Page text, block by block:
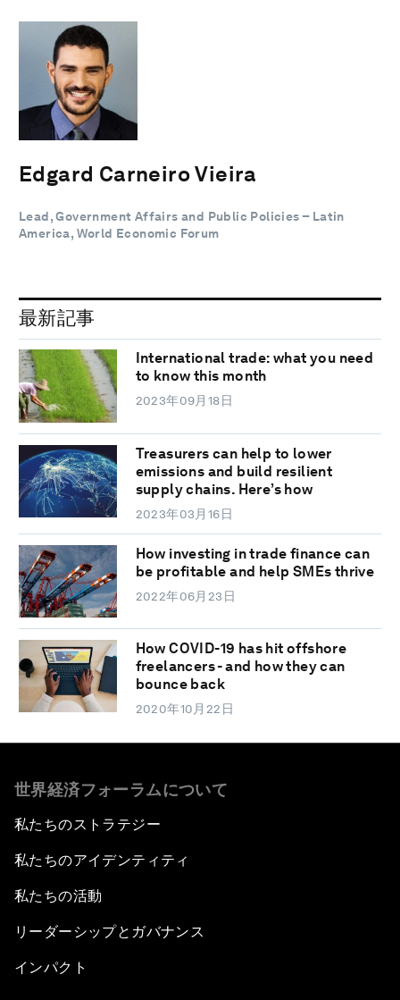
Edgard Carneiro Vieira
Lead, Government Affairs and Public Policies – Latin
America, World Economic Forum
最新記事
International trade: what you need
to know this month
2023年09月18日
Treasurers can help to lower
emissions and build resilient
supply chains. Here’s how
2023年03月16日
How investing in trade finance can
be profitable and help SMEs thrive
2022年06月23日
How COVID-19 has hit offshore
freelancers - and how they can
bounce back
2020年10月22日
世界経済フォーラムについて
私たちのストラテジー
私たちのアイデンティティ
私たちの活動
リーダーシップとガバナンス
インパクト